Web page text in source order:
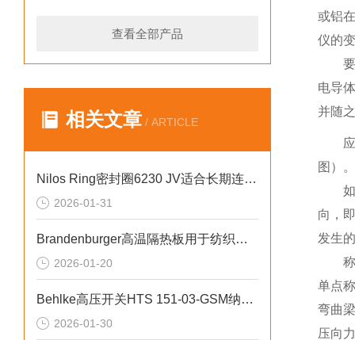
查看全部产品
相关文章 / ARTICLE
Nilos Ring密封圈6230 JV适合长期连续运转的严苛工况
2026-01-31
Brandenburger高温隔热板用于纺织加工设备隔热
2026-01-20
Behlke高压开关HTS 151-03-GSM纳秒级高速开关特点
2026-01-30
或铝
仪的
电导
并随
图）
向，
发生
单点
弯曲
压向